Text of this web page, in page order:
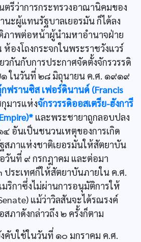
ตรีว่าการกระทรวงอาณานิคมของ
นะผู้แทนรัฐบาลเยอรมัน ก็ได้ลง
าพต่อหน้าผู้นำมหาอำนาจฝ่าย
งโถงกระจกในพระราชวังแวร์
วกันกับการประกาศจัดตั้งจักรวรรดิ
ในวันที่ ๒๘ มิถุนายน ค.ศ. ๑๙๑๙
ฟรานซิส เฟอร์ดินานด์ (Francis
มารแห่งจักรวรรดิออสเตรีย-ฮังการี
และพระชายาถูกลอบปลง
อันเป็นชนวนเหตุของการเกิด
สภาแห่งชาติเยอรมันให้สัตยาบัน
วันที่ ๙ กรกฎาคม และต่อมา
ประเทศก็ให้สัตยาบันภายใน ค.ศ.
ริกาซึ่งไม่ผ่านการอนุมัติการให้
แม้ว่าวิลสันจะได้รณรงค์
ภาดังกล่าวถึง ๒ ครั้งก็ตาม
บใช้ในวันที่ ๑๐ มกราคม ค.ศ.